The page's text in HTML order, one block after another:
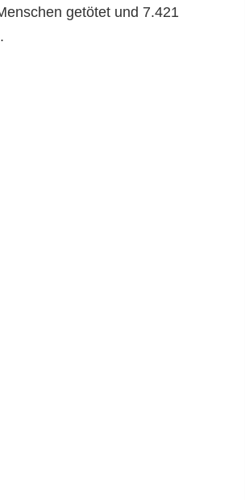
getötet und 7.421